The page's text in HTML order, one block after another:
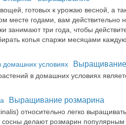
готовых к урожаю весной, а
месте годами, вам
занимают три года, чтобы
копья спаржи месяцами
в домашних условиях
Выращивание розмарина
относительно легко
делают розмарин